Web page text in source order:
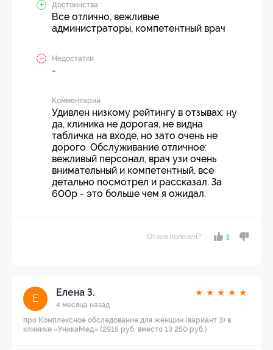
Достоинства
Все отлично, вежливые
администраторы, компетентный врач
Недостатки
-
Комментарий
Удивлен низкому рейтингу в отзывах: ну
да, клиника не дорогая, не видна
табличка на входе, но зато очень не
дорого. Обслуживание отличное:
вежливый персонал, врач узи очень
внимательный и компетентный, все
детально посмотрел и рассказал. За
600р - это больше чем я ожидал.
Отзыв полезен? 1
Е
Елена З.
4 месяца назад
★ ★ ★ ★ ★
про Комплексное обследование для женщин (вариант 3) в
клинике «УникаМед» (2915 руб. вместо 13 250 руб.)